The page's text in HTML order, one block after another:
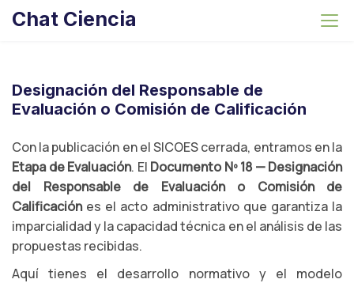
Chat Ciencia
Designación del Responsable de
Evaluación o Comisión de Calificación
Con la publicación en el SICOES cerrada, entramos en la
Etapa de Evaluación. El Documento Nº 18 — Designación
del Responsable de Evaluación o Comisión de
Calificaciónes el acto administrativo que garantiza la
imparcialidad y la capacidad técnica en el análisis de las
propuestas recibidas.
Aquí tienes el desarrollo normativo y el modelo